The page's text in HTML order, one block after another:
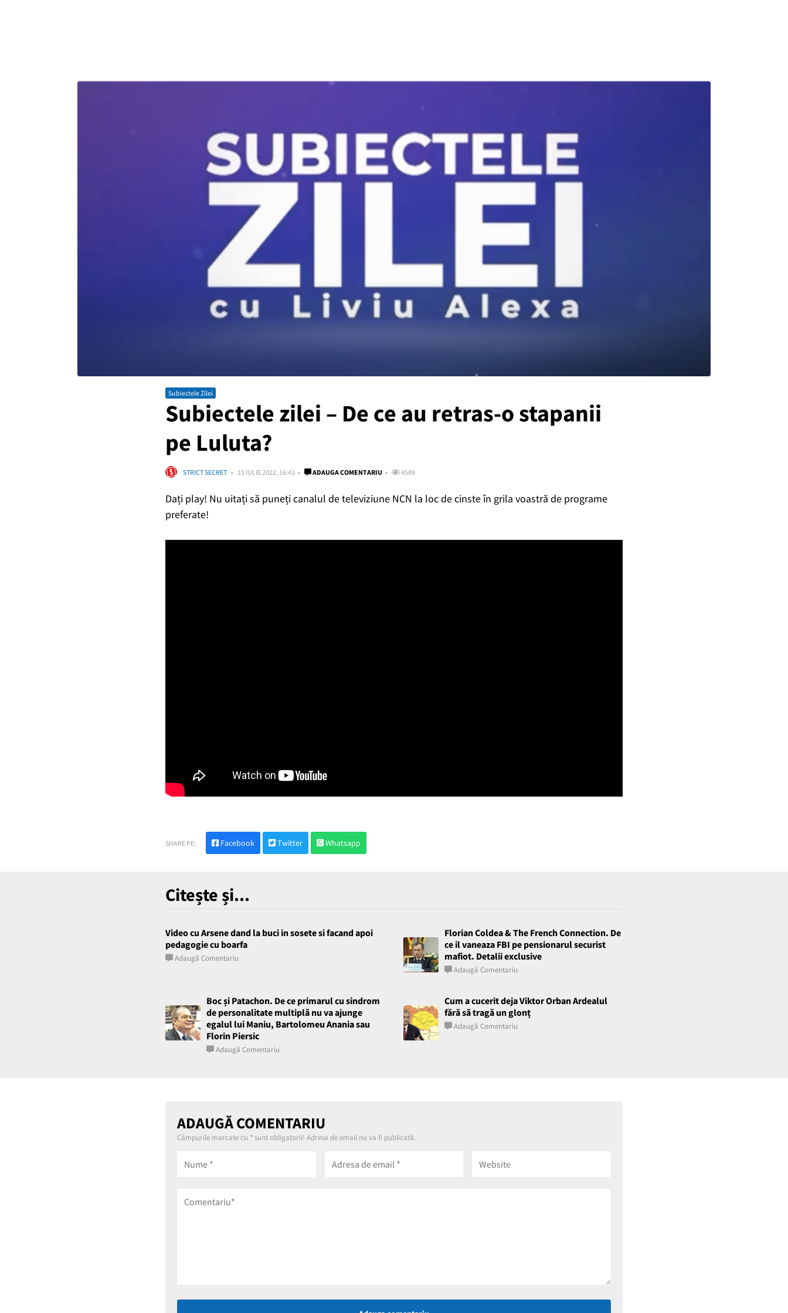
Subiectele Zilei
Subiectele zilei – De ce au retras-o stapanii
pe Luluta?
STRICT SECRET 15 IULIE 2022, 16:43 ADAUGA COMENTARIU 4589
Dați play! Nu uitați să puneți canalul de televiziune NCN la loc de cinste în grila voastră de programe
preferate!
SHARE PE: Facebook Twitter Whatsapp
Citește și...
Video cu Arsene dand la buci in sosete si facand apoi
pedagogie cu boarfa
Adaugă Comentariu
Florian Coldea & The French Connection. De
ce il vaneaza FBI pe pensionarul securist
mafiot. Detalii exclusive
Adaugă Comentariu
Boc și Patachon. De ce primarul cu sindrom
de personalitate multiplă nu va ajunge
egalul lui Maniu, Bartolomeu Anania sau
Florin Piersic
Adaugă Comentariu
Cum a cucerit deja Viktor Orban Ardealul
fără să tragă un glonț
Adaugă Comentariu
ADAUGĂ COMENTARIU
Câmpurile marcate cu *sunt obligatorii! Adresa de email nu va fi publicată.